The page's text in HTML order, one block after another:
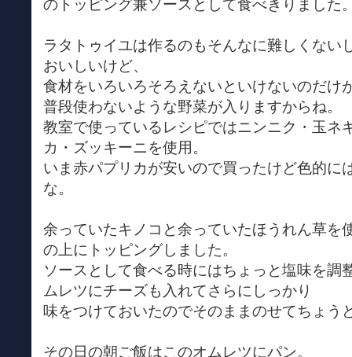
のトッピング兼ソースとして食べきりました
ラタトゥイユは作るのもそんなに難しくない
おいしいけど、
食材をいろいろそろえないといけないのだけ
普段使わないような野菜が入りますからね。
教室で使っているレシピではニンニク・玉ネ
カ・ズッキーニを使用。
いま赤パプリカが安いので買ったけど色的に
な。
余っていたキノコと余っていたほうれん草を
の上にトッピングしました。
ソースとして食べる時にはちょっと塩味を調
ムレツにチーズも入れてさらにしっかり
味をつけておいたのでそのままのせてちょう
その日の朝ご飯はこのオムレツにパン。